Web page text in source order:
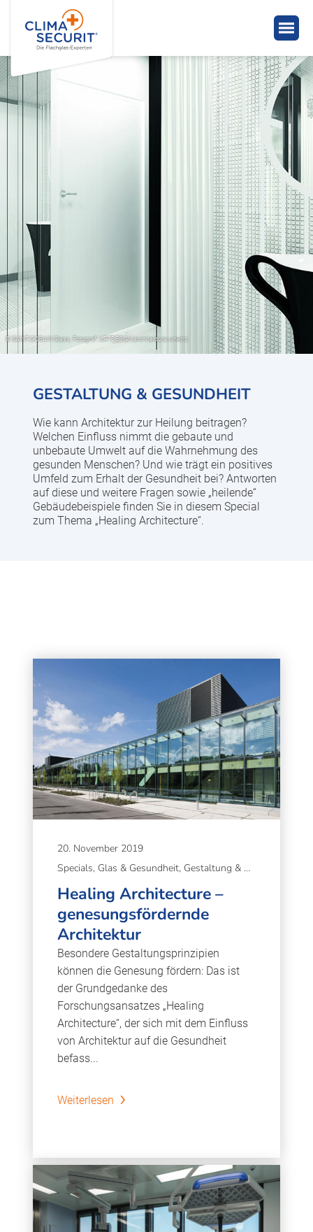
GESTALTUNG & GESUNDHEIT
Wie kann Architektur zur Heilung beitragen?
Welchen Einfluss nimmt die gebaute und
unbebaute Umwelt auf die Wahrnehmung des
gesunden Menschen? Und wie trägt ein positives
Umfeld zum Erhalt der Gesundheit bei? Antworten
auf diese und weitere Fragen sowie „heilende“
Gebäudebeispiele finden Sie in diesem Special
zum Thema „Healing Architecture“.
20. November 2019
Specials, Glas & Gesundheit, Gestaltung & Gesundheit
Healing Architecture –
genesungsfördernde
Architektur
Besondere Gestaltungsprinzipien
können die Genesung fördern: Das ist
der Grundgedanke des
Forschungsansatzes „Healing
Architecture“, der sich mit dem Einfluss
von Architektur auf die Gesundheit
befass...
Weiterlesen